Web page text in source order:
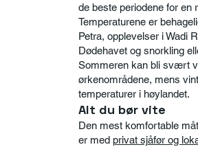
de beste periodene for en
Temperaturene er
Petra, opplevelser i Wadi
Dødehavet og snorkling
Sommeren kan bli svært
ørkenområdene, mens
temperaturer i høylandet.
Alt du bør vite
Den mest komfortable
er med privat sjåfør og